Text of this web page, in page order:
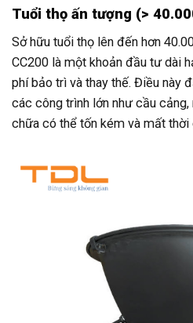
Tuổi thọ ấn tượng (>
Sở hữu tuổi thọ lên đến hơn
CC200 là một khoản đầu tư dài
phí bảo trì và thay thế. Điều này
các công trình lớn như cầu
chữa có thể tốn kém và mất thời